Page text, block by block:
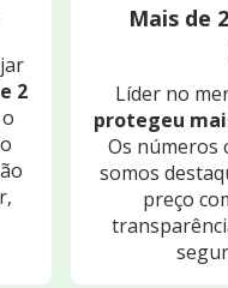
2
Mais de
Líder no
protegeu
Os números
somos
preço